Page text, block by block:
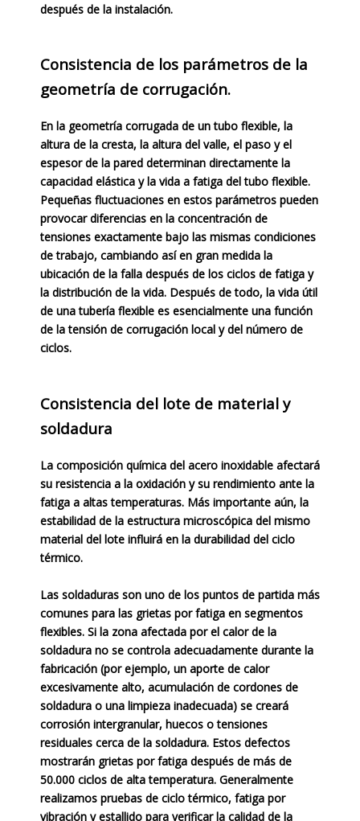
después de la instalación.
Consistencia de los parámetros de la
geometría de corrugación.
En la geometría corrugada de un tubo flexible, la
altura de la cresta, la altura del valle, el paso y el
espesor de la pared determinan directamente la
capacidad elástica y la vida a fatiga del tubo flexible.
Pequeñas fluctuaciones en estos parámetros pueden
provocar diferencias en la concentración de
tensiones exactamente bajo las mismas condiciones
de trabajo, cambiando así en gran medida la
ubicación de la falla después de los ciclos de fatiga y
la distribución de la vida. Después de todo, la vida útil
de una tubería flexible es esencialmente una función
de la tensión de corrugación local y del número de
ciclos.
Consistencia del lote de material y
soldadura
La composición química del acero inoxidable afectará
su resistencia a la oxidación y su rendimiento ante la
fatiga a altas temperaturas. Más importante aún, la
estabilidad de la estructura microscópica del mismo
material del lote influirá en la durabilidad del ciclo
térmico.
Las soldaduras son uno de los puntos de partida más
comunes para las grietas por fatiga en segmentos
flexibles. Si la zona afectada por el calor de la
soldadura no se controla adecuadamente durante la
fabricación (por ejemplo, un aporte de calor
excesivamente alto, acumulación de cordones de
soldadura o una limpieza inadecuada) se creará
corrosión intergranular, huecos o tensiones
residuales cerca de la soldadura. Estos defectos
mostrarán grietas por fatiga después de más de
50.000 ciclos de alta temperatura. Generalmente
realizamos pruebas de ciclo térmico, fatiga por
vibración y estallido para verificar la calidad de la